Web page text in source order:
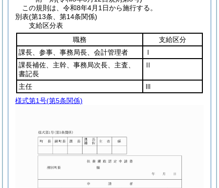
この規則は、令和8年4月1日から施行する。
別表(第13条、第14条関係)
支給区分表
職務
支給区分
課長、参事、事務局長、会計管理者
Ⅰ
課長補佐、主幹、事務局次長、主査、
書記長
Ⅱ
主任
Ⅲ
様式第1号(第5条関係)